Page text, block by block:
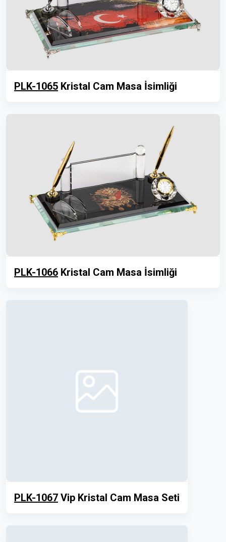
PLK-1065 Kristal Cam Masa İsimliği
PLK-1066 Kristal Cam Masa İsimliği
PLK-1067 Vip Kristal Cam Masa Seti